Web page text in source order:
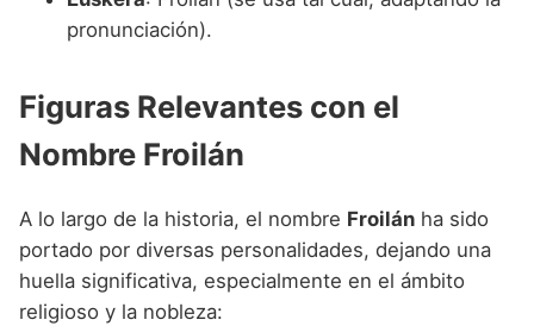
pronunciación).
Figuras Relevantes con el
Nombre Froilán
A lo largo de la historia, el nombre Froilán ha sido
portado por diversas personalidades, dejando una
huella significativa, especialmente en el ámbito
religioso y la nobleza: